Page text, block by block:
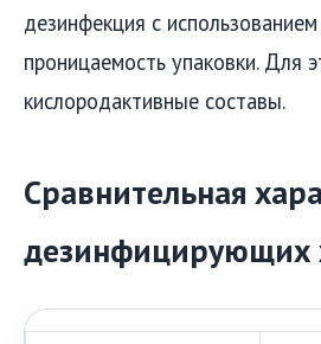
дезинфекция с
проницаемость упаковки. Для
кислородактивные составы.
Сравнительная
дезинфицирующих